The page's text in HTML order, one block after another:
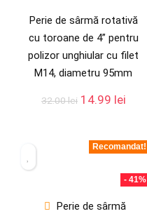
Perie de sârmă rotativă
cu toroane de 4” pentru
polizor unghiular cu filet
M14, diametru 95mm
32.00lei 14.99 lei
Recomandat!
- 41%
Perie de sârmă